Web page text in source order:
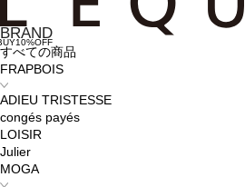
BRAND
すべての商品
FRAPBOIS
ADIEU TRISTESSE
congés payés
LOISIR
Julier
MOGA